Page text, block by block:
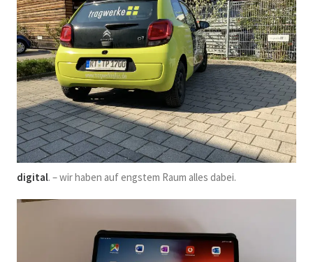
digital. – wir haben auf engstem Raum alles dabei.